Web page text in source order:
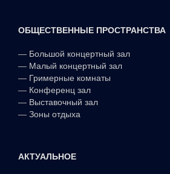
ОБЩЕСТВЕННЫЕ ПРОСТРАНСТВА
— Большой концертный зал
— Малый концертный зал
— Гримерные комнаты
— Конференц зал
— Выставочный зал
— Зоны отдыха
АКТУАЛЬНОЕ